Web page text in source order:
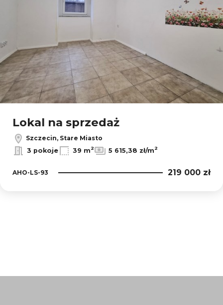
Lokal na sprzedaż
Szczecin, Stare Miasto
3 pokoje
39 m2 5 615,38 zł/m2
AHO-LS-93 219 000 zł